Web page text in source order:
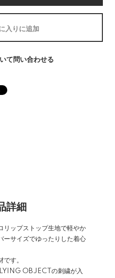
入りに追加
て問い合わせる
詳細
リップストップ生地で軽やか
ーサイズでゆったりした着心
す。
OBJECTの刺繍が入